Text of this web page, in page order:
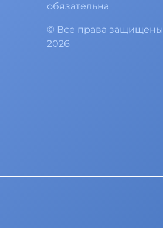
обязательна
© Все права защищены
2026